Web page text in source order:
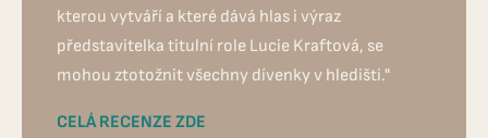
kterou vytváří a které dává hlas i výraz
představitelka titulní role Lucie Kraftová, se
mohou ztotožnit všechny dívenky v hledišti."
CELÁ RECENZE ZDE